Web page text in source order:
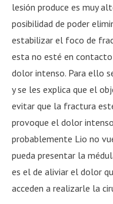
lesión produce es muy
posibilidad de poder
estabilizar el foco de
esta no esté en
dolor intenso. Para ello
y se les explica que el
evitar que la fractura
provoque el dolor
probablemente Lio no
pueda presentar la
es el de aliviar el dolor
acceden a realizarle la